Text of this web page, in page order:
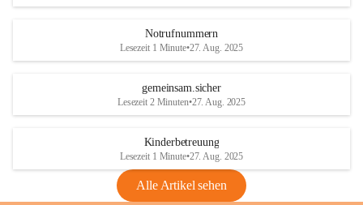
Notrufnummern
Lesezeit 1 Minute•27. Aug. 2025
gemeinsam.sicher
Lesezeit 2 Minuten•27. Aug. 2025
Kinderbetreuung
Lesezeit 1 Minute•27. Aug. 2025
Alle Artikel sehen